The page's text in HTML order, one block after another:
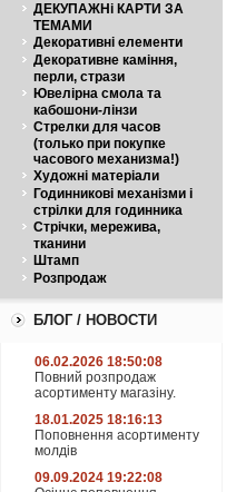
ДЕКУПАЖНі КАРТИ ЗА
ТЕМАМИ
Декоративні елементи
Декоративне каміння,
перли, стрази
Ювелірна смола та
кабошони-лінзи
Стрелки для часов
(только при покупке
часового механизма!)
Художні матеріали
Годинникові механізми і
стрілки для годинника
Стрічки, мережива,
тканини
Штамп
Розпродаж
БЛОГ / НОВОСТИ
06.02.2026 18:50:08
Повний розпродаж
асортименту магазіну.
18.01.2025 18:16:13
Поповнення асортименту
молдів
09.09.2024 19:22:08